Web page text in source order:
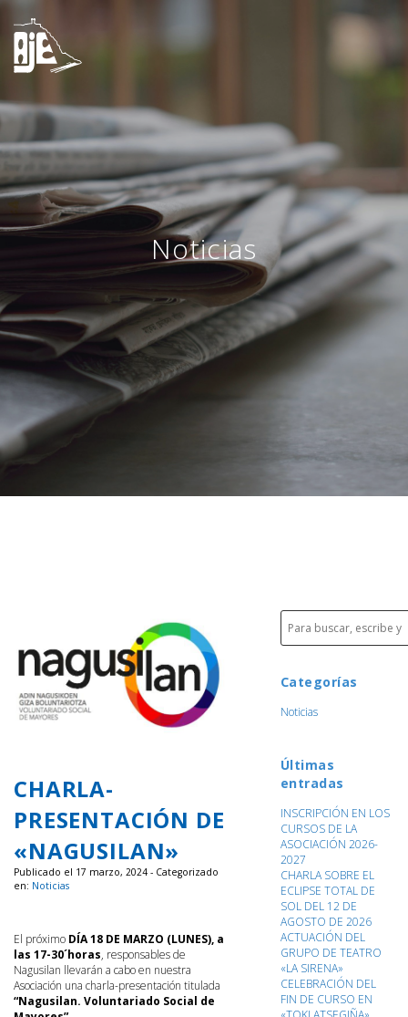
Noticias
CHARLA-
PRESENTACIÓN DE
«NAGUSILAN»
Publicado el 17 marzo, 2024 - Categorizado
en: Noticias
El próximo DÍA 18 DE MARZO (LUNES), a
las 17-30´horas, responsables de
Nagusilan llevarán a cabo en nuestra
Asociación una charla-presentación titulada
“Nagusilan. Voluntariado Social de
Categorías
Noticias
Últimas
entradas
INSCRIPCIÓN EN LOS
CURSOS DE LA
ASOCIACIÓN 2026-
2027
CHARLA SOBRE EL
ECLIPSE TOTAL DE
SOL DEL 12 DE
AGOSTO DE 2026
ACTUACIÓN DEL
GRUPO DE TEATRO
«LA SIRENA»
CELEBRACIÓN DEL
FIN DE CURSO EN